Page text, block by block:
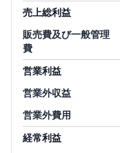
売上総利益
販売費及び一般管理
費
営業利益
営業外収益
営業外費用
経常利益